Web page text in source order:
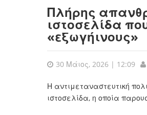
Πλήρης
ιστοσελίδα
«εξωγήινους»
30 Μάιος, 2026 | 12:09
Η αντιμεταναστευτική
ιστοσελίδα, η οποία